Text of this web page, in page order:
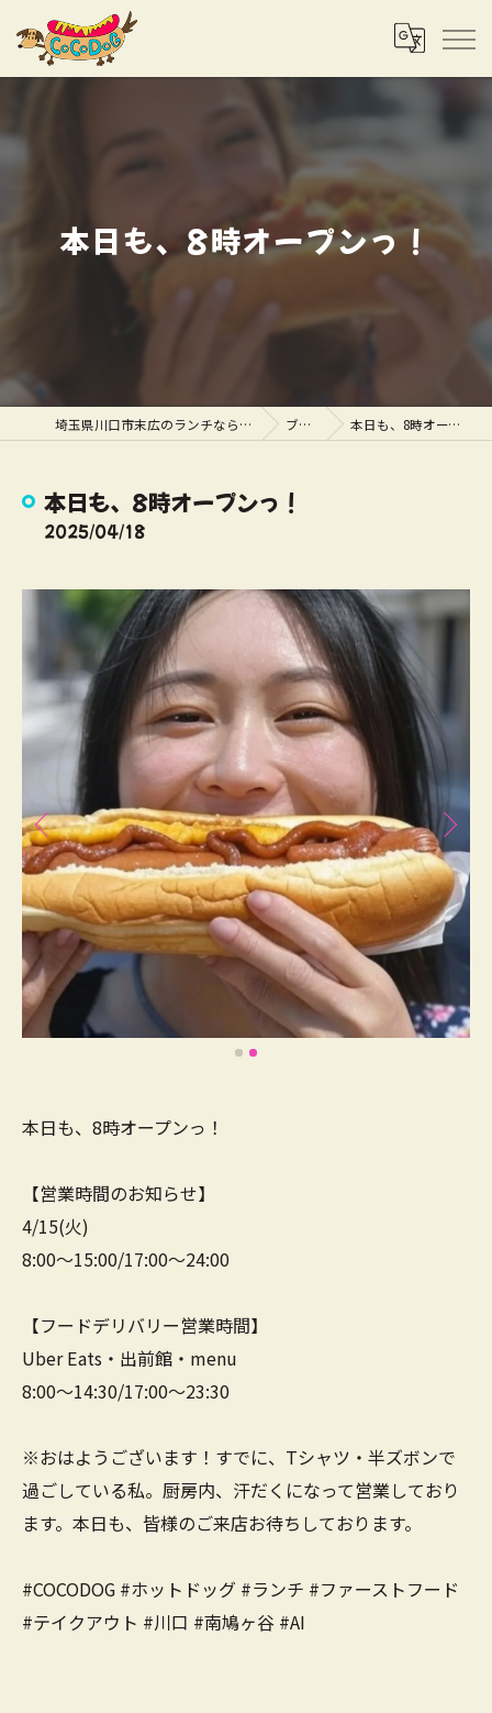
本日も、8時オープンっ！
埼玉県川口市末広のランチならCOCODOG ブログ 本日も、8時オープンっ！
本日も、8時オープンっ！
2025/04/18
本日も、8時オープンっ！
【営業時間のお知らせ】
4/15(火)
8:00～15:00/17:00～24:00
【フードデリバリー営業時間】
Uber Eats・出前館・menu
8:00～14:30/17:00～23:30
※おはようございます！すでに、Tシャツ・半ズボンで
過ごしている私。厨房内、汗だくになって営業しており
ます。本日も、皆様のご来店お待ちしております。
#COCODOG #ホットドッグ #ランチ #ファーストフード
#テイクアウト #川口 #南鳩ヶ谷 #AI